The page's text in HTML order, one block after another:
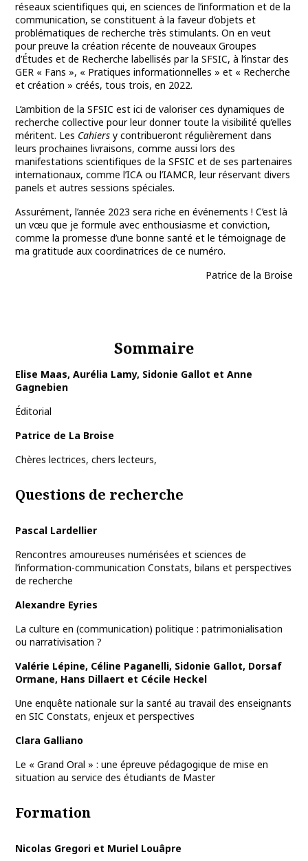
réseaux scientifiques qui, en sciences de l’information et de la
communication, se constituent à la faveur d’objets et
problématiques de recherche très stimulants. On en veut
pour preuve la création récente de nouveaux Groupes
d’Études et de Recherche labellisés par la SFSIC, à l’instar des
GER « Fans », « Pratiques informationnelles » et « Recherche
et création » créés, tous trois, en 2022.
L’ambition de la SFSIC est ici de valoriser ces dynamiques de
recherche collective pour leur donner toute la visibilité qu’elles
méritent. Les Cahiers y contribueront régulièrement dans
leurs prochaines livraisons, comme aussi lors des
manifestations scientifiques de la SFSIC et de ses partenaires
internationaux, comme l’ICA ou l’IAMCR, leur réservant divers
panels et autres sessions spéciales.
Assurément, l’année 2023 sera riche en événements ! C’est là
un vœu que je formule avec enthousiasme et conviction,
comme la promesse d’une bonne santé et le témoignage de
ma gratitude aux coordinatrices de ce numéro.
Patrice de la Broise
Sommaire
Elise Maas, Aurélia Lamy, Sidonie Gallot et Anne
Gagnebien
Éditorial
Patrice de La Broise
Chères lectrices, chers lecteurs,
Questions de recherche
Pascal Lardellier
Rencontres amoureuses numérisées et sciences de
l’information-communication Constats, bilans et perspectives
de recherche
Alexandre Eyries
La culture en (communication) politique : patrimonialisation
ou narrativisation ?
Valérie Lépine, Céline Paganelli, Sidonie Gallot, Dorsaf
Ormane, Hans Dillaert et Cécile Heckel
Une enquête nationale sur la santé au travail des enseignants
en SIC Constats, enjeux et perspectives
Clara Galliano
Le « Grand Oral » : une épreuve pédagogique de mise en
situation au service des étudiants de Master
Formation
Nicolas Gregori et Muriel Louâpre